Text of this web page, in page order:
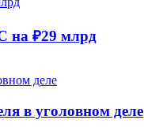
на ₽29 млрд
в уголовном деле